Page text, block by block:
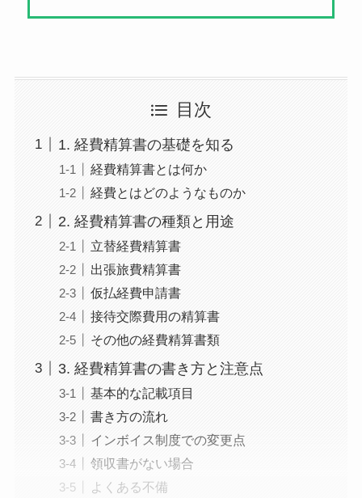
目次
1. 経費精算書の基礎を知る
経費精算書とは何か
経費とはどのようなものか
2. 経費精算書の種類と用途
立替経費精算書
出張旅費精算書
仮払経費申請書
接待交際費用の精算書
その他の経費精算書類
3. 経費精算書の書き方と注意点
基本的な記載項目
書き方の流れ
インボイス制度での変更点
領収書がない場合
よくある不備